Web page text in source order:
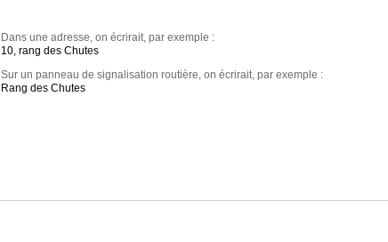
Dans une adresse, on écrirait, par exemple :
10, rang des Chutes
Sur un panneau de signalisation routière, on écrirait, par exemple :
Rang des Chutes